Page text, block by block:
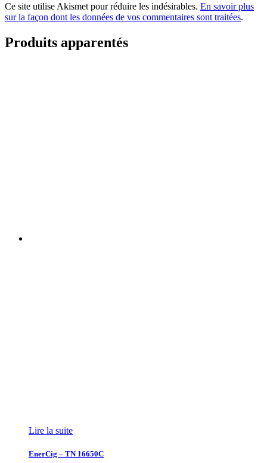
Ce site utilise Akismet pour réduire les indésirables. En savoir plus
sur la façon dont les données de vos commentaires sont traitées.
Produits apparentés
Lire la suite
EnerCig – TN 16650C